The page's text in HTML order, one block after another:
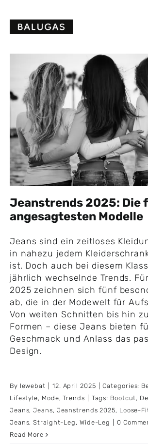
content
Jeanstrends 2025: Die
angesagtesten Modelle
Jeans sind ein zeitloses
in nahezu jedem
ist. Doch auch bei diesem
jährlich wechselnde Trends.
2025 zeichnen sich fünf
ab, die in der Modewelt für
Von weiten Schnitten bis hin
Formen – diese Jeans bieten
Geschmack und Anlass das
Design.
By lewebat 12. April 2025 Categories:
Lifestyle, Mode,Trends Tags: Bootcut,
Jeans,Jeans, Jeanstrends 2025, Loose-
Jeans,Straight-Leg , Wide-Leg
0
Read More